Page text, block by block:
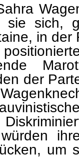
sie sich,
in der
der
um